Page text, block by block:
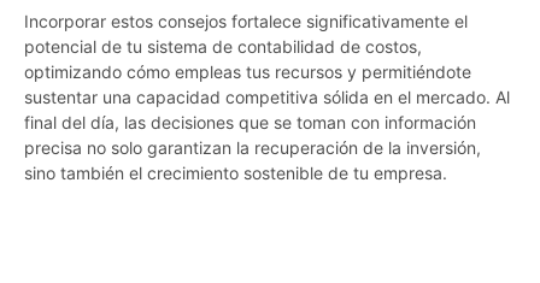
Incorporar estos consejos fortalece significativamente el
potencial de tu sistema de contabilidad de costos,
optimizando cómo empleas tus recursos y permitiéndote
sustentar una capacidad competitiva sólida en el mercado. Al
final del día, las decisiones que se toman con información
precisa no solo garantizan la recuperación de la inversión,
sino también el crecimiento sostenible de tu empresa.